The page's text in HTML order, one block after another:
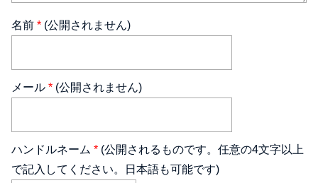
名前 * (公開されません)
メール * (公開されません)
ハンドルネーム * (公開されるものです。任意の4文字以上
で記入してください。日本語も可能です)